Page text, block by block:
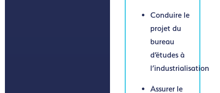
Conduire le
projet du
bureau
d’études à
l’industrialisation
Assurer le